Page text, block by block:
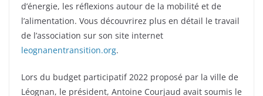
d’énergie, les réflexions autour de la mobilité et de
l’alimentation. Vous découvrirez plus en détail le travail
de l’association sur son site internet
leognanentransition.org.
Lors du budget participatif 2022 proposé par la ville de
Léognan, le président, Antoine Courjaud avait soumis le